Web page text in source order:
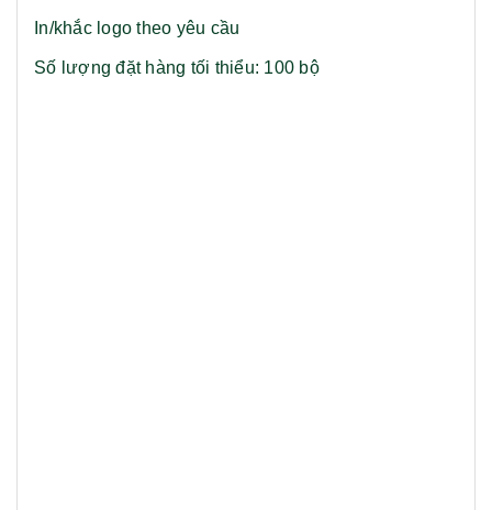
In/khắc logo theo yêu cầu
Số lượng đặt hàng tối thiểu: 100 bộ